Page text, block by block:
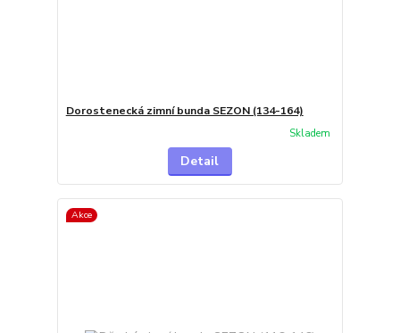
Dorostenecká zimní bunda SEZON (134-164)
Skladem
Detail
Akce